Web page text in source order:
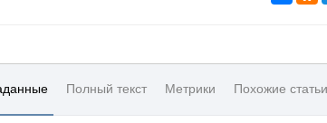
Полный текст Метрики Похожие статьи